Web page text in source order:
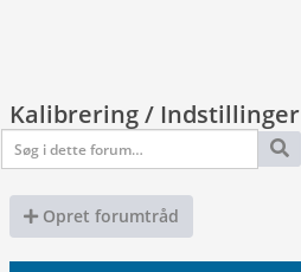
Kalibrering / Indstillinger
Opret forumtråd